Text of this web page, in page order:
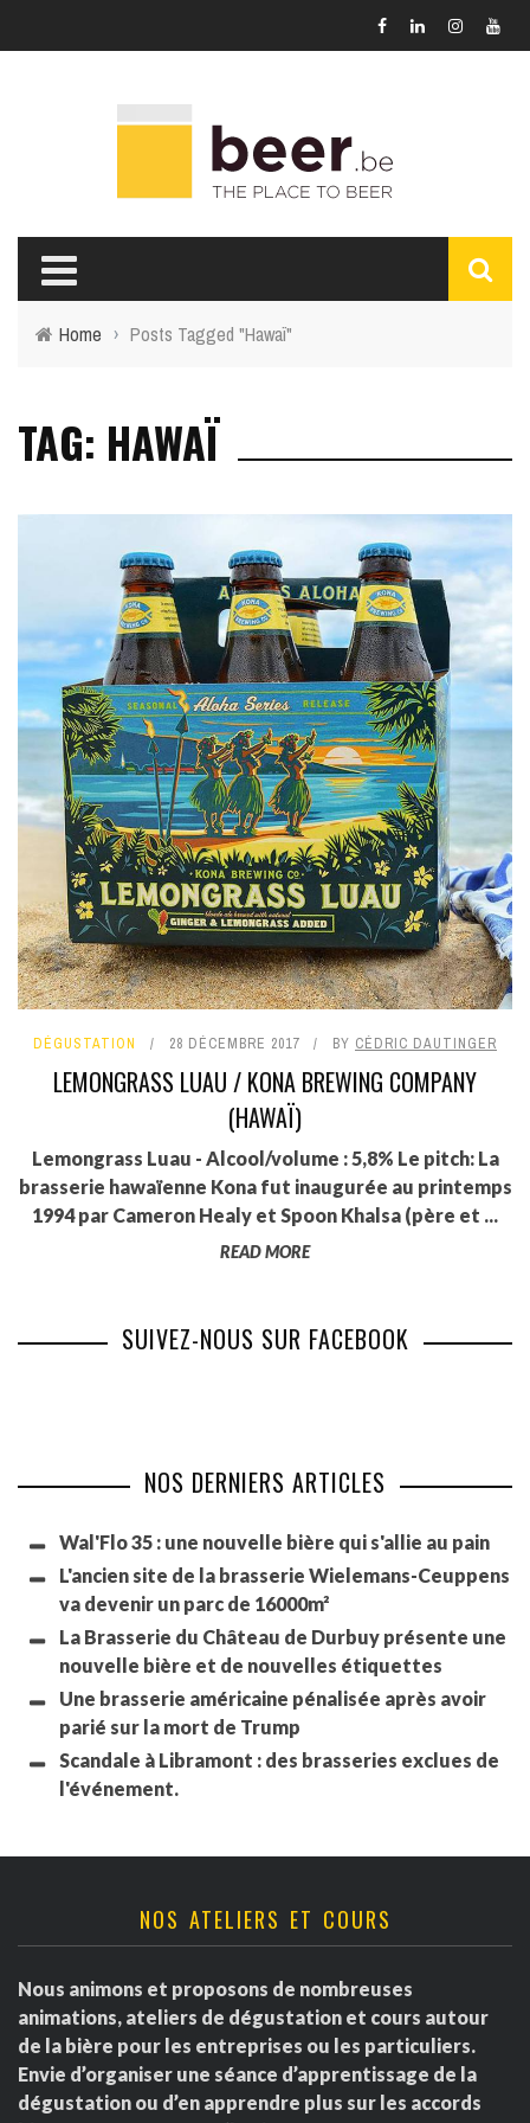
Home › Posts Tagged "Hawaï"
TAG: HAWAÏ
DÉGUSTATION 28 DÉCEMBRE 2017 BY CÉDRIC DAUTINGER
LEMONGRASS LUAU / KONA BREWING COMPANY
(HAWAÏ)
Lemongrass Luau - Alcool/volume : 5,8% Le pitch: La
brasserie hawaïenne Kona fut inaugurée au printemps
1994 par Cameron Healy et Spoon Khalsa (père et ...
READ MORE
SUIVEZ-NOUS SUR FACEBOOK
NOS DERNIERS ARTICLES
Wal'Flo 35 : une nouvelle bière qui s'allie au pain
L'ancien site de la brasserie Wielemans-Ceuppens
va devenir un parc de 16000m²
La Brasserie du Château de Durbuy présente une
nouvelle bière et de nouvelles étiquettes
Une brasserie américaine pénalisée après avoir
parié sur la mort de Trump
Scandale à Libramont : des brasseries exclues de
l'événement.
NOS ATELIERS ET COURS
Nous animons et proposons de nombreuses
animations, ateliers de dégustation et cours autour
de la bière pour les entreprises ou les particuliers.
Envie d’organiser une séance d’apprentissage de la
dégustation ou d’en apprendre plus sur les accords